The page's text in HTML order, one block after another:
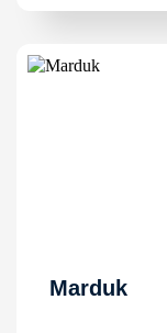
Marduk